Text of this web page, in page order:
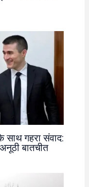
साथ गहरा संवाद:
बातचीत